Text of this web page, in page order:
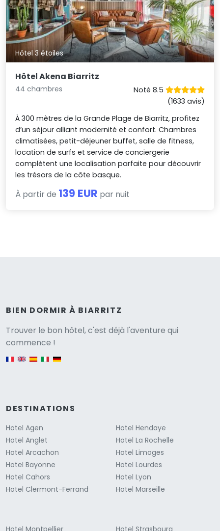
Hôtel 3 étoiles
Hôtel Akena Biarritz
44 chambres
Noté 8.5
(1633 avis)
À 300 mètres de la Grande Plage de Biarritz, profitez
d’un séjour alliant modernité et confort. Chambres
climatisées, petit-déjeuner buffet, salle de fitness,
location de surfs et service de conciergerie
complètent une localisation parfaite pour découvrir
les trésors de la côte basque.
À partir de 139 EUR par nuit
BIEN DORMIR À BIARRITZ
Trouver le bon hôtel, c'est déjà l'aventure qui
commence !
DESTINATIONS
Hotel Agen
Hotel Anglet
Hotel Arcachon
Hotel Bayonne
Hotel Cahors
Hotel Clermont-Ferrand
Hotel Hendaye
Hotel La Rochelle
Hotel Limoges
Hotel Lourdes
Hotel Lyon
Hotel Marseille